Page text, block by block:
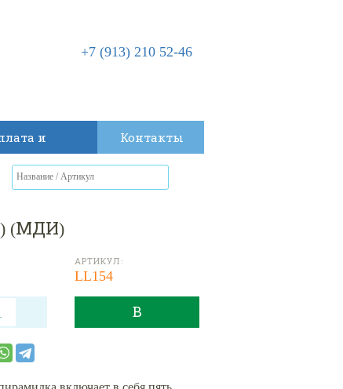
+7 (913) 210 52-46
и Контакты
(МДИ)
АРТИКУЛ:
LL154
В